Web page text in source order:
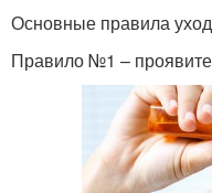
Основные правила
Правило №1 – проявите